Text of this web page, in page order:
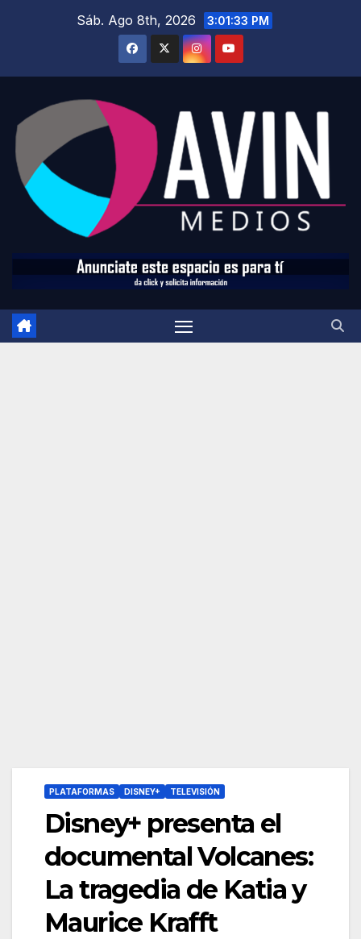
Sáb. Ago 8th, 2026 3:01:35 PM
PLATAFORMAS DISNEY+ TELEVISIÓN
Disney+ presenta el
documental Volcanes:
La tragedia de Katia y
Maurice Krafft